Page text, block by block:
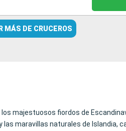
MÁS DE CRUCEROS
majestuosos fiordos de
maravillas naturales de Islandia,